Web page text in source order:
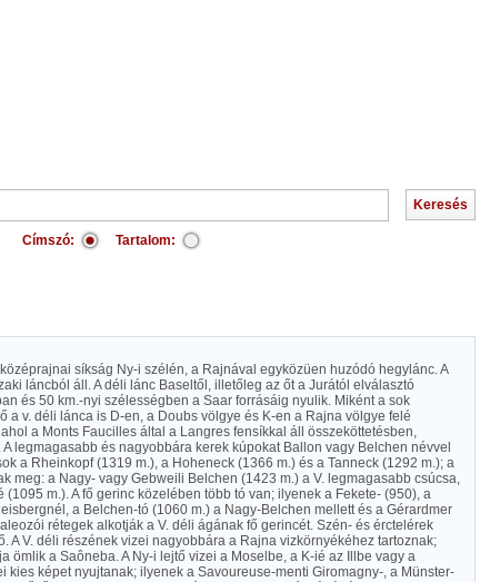
Címszó: Tartalom:
síkság Ny-i szélén, a Rajnával egyközüen huzódó hegylánc. A
láncból áll. A déli lánc Baseltől, illetőleg az őt a Jurától elválasztó
és 50 km.-nyi szélességben a Saar forrásáig nyulik. Miként a sok
a v. déli lánca is D-en, a Doubs völgye és K-en a Rajna völgye felé
a Monts Faucilles által a Langres fensíkkal áll összeköttetésben,
legmagasabb és nagyobbára kerek kúpokat Ballon vagy Belchen névvel
a Rheinkopf (1319 m.), a Hoheneck (1366 m.) és a Tanneck (1292 m.); a
meg: a Nagy- vagy Gebweili Belchen (1423 m.) a V. legmagasabb csúcsa,
m.). A fő gerinc közelében több tó van; ilyenek a Fekete- (950), a
a Belchen-tó (1060 m.) a Nagy-Belchen mellett és a Gérardmer
rétegek alkotják a V. déli ágának fő gerincét. Szén- és érctelérek
A V. déli részének vizei nagyobbára a Rajna vizkörnyékéhez tartoznak;
ömlik a Saôneba. A Ny-i lejtő vizei a Moselbe, a K-ié az Illbe vagy a
kies képet nyujtanak; ilyenek a Savoureuse-menti Giromagny-, a Münster-